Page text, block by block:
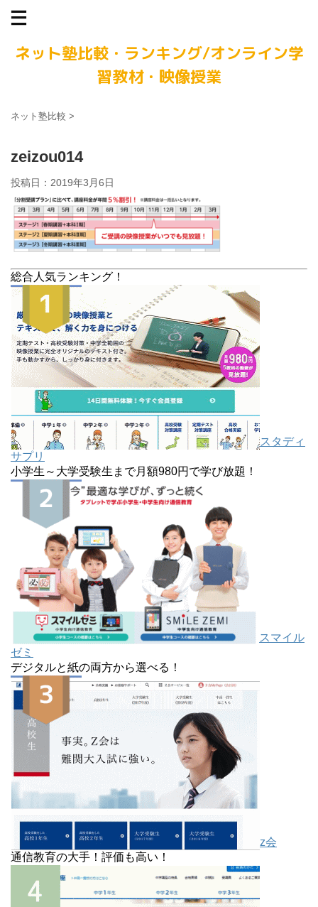
ネット塾比較・ランキング/オンライン学
習教材・映像授業
ネット塾比較 >
zeizou014
投稿日： 2019年3月6日
総合人気ランキング！
スタディ
サプリ
小学生～大学受験生まで月額980円で学び放題！
スマイル
ゼミ
デジタルと紙の両方から選べる！
z会
通信教育の大手！評価も高い！